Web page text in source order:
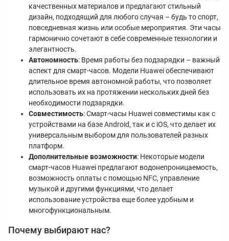
качественных материалов и предлагают стильный
дизайн, подходящий для любого случая – будь то спорт,
повседневная жизнь или особые мероприятия. Эти часы
гармонично сочетают в себе современные технологии и
элегантность.
Автономность: Время работы без подзарядки – важный
аспект для смарт-часов. Модели Huawei обеспечивают
длительное время автономной работы, что позволяет
использовать их на протяжении нескольких дней без
необходимости подзарядки.
Совместимость: Смарт-часы Huawei совместимы как с
устройствами на базе Android, так и с iOS, что делает их
универсальным выбором для пользователей разных
платформ.
Дополнительные возможности: Некоторые модели
смарт-часов Huawei предлагают водонепроницаемость,
возможность оплаты с помощью NFC, управление
музыкой и другими функциями, что делает
использование устройства еще более удобным и
многофункциональным.
Почему выбирают нас?